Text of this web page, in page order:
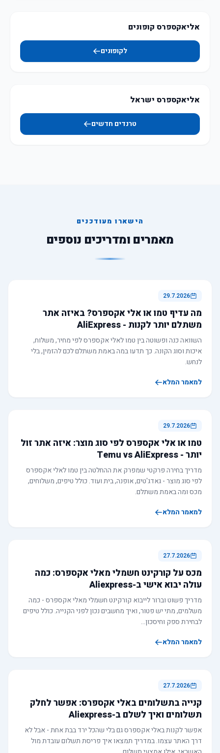
אליאקספרס קופונים
לקופונים
אליאקספרס ישראל
טרנדים חדשים
הישארו מעודכנים
מאמרים ומדריכים נוספים
29.7.2026
מה עדיף טמו או אלי אקספרס? באיזה אתר
משתלם יותר לקנות - AliExpress
השוואה כנה ופשוטה בין טמו לאלי אקספרס לפי מחיר, משלוח,
איכות וסוג הקונה. כך תדעו במה באמת משתלם לכם להזמין, בלי
לנחש.
למאמר המלא
29.7.2026
טמו או אלי אקספרס לפי סוג מוצר: איזה אתר זול
יותר - Temu vs AliExpress
מדריך בחירה פרקטי שמפרק את ההחלטה בין טמו לאלי אקספרס
לפי סוג מוצר - גאדג'טים, אופנה, בית ועוד. כולל טיפים, משלוחים,
מכס ומה באמת משתלם.
למאמר המלא
27.7.2026
מכס על קורקינט חשמלי מאלי אקספרס: כמה
עולה יבוא אישי ב-Aliexpress
מדריך פשוט וברור לייבוא קורקינט חשמלי מאלי אקספרס - כמה
משלמים, מתי יש פטור, ואיך מחשבים נכון לפני הקנייה. כולל טיפים
לבחירת ספק וחיסכון…
למאמר המלא
27.7.2026
קנייה בתשלומים באלי אקספרס: אפשר לחלק
תשלומים ואיך לשלם ב-Aliexpress
אפשר לקנות באלי אקספרס גם בלי שהכל ירד בבת אחת - אבל לא
דרך האתר עצמו. במדריך תמצאו איך פריסת תשלום עובדת מול